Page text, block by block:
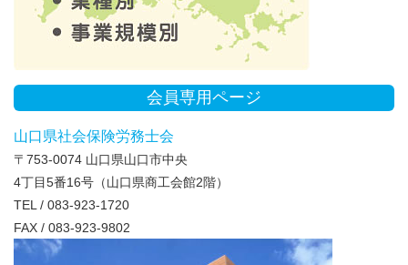
会員専用ページ
山口県社会保険労務士会
〒753-0074 山口県山口市中央
4丁目5番16号（山口県商工会館2階）
TEL / 083-923-1720
FAX / 083-923-9802